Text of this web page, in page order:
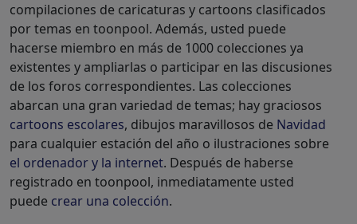
compilaciones de caricaturas y cartoons clasificados
por temas en toonpool. Además, usted puede
hacerse miembro en más de 1000 colecciones ya
existentes y ampliarlas o participar en las discusiones
de los foros correspondientes. Las colecciones
abarcan una gran variedad de temas; hay graciosos
cartoons escolares, dibujos maravillosos de Navidad
para cualquier estación del año o ilustraciones sobre
el ordenador y la internet. Después de haberse
registrado en toonpool, inmediatamente usted
puede crear una colección.